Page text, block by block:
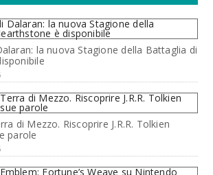
la nuova Stagione della Battaglia di
di Mezzo. Riscoprire J.R.R. Tolkien
parole